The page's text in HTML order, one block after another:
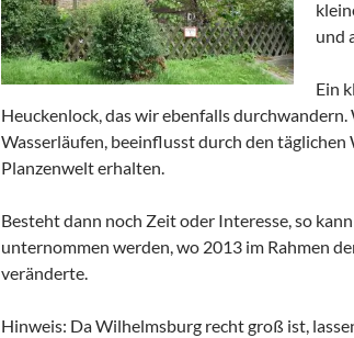
und
Ein
Heuckenlock, das wir ebenfalls
Wasserläufen, beeinflusst durch den täglichen
Planzenwelt erhalten.
Besteht dann noch Zeit oder Interesse, so
unternommen werden, wo 2013 im Rahmen
veränderte.
Hinweis: Da Wilhelmsburg recht groß ist,